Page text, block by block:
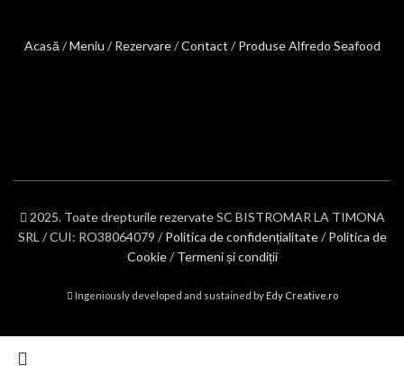
Acasă /Meniu / Rezervare/Contact / Produse Alfredo Seafood
2025. Toate drepturile rezervate SC BISTROMAR LA TIMONA
SRL / CUI: RO38064079 / Politica de confidențialitate/ Politica de
Cookie/ Termeni și condiții
Ingeniously developed and sustained byEdy Creative.ro